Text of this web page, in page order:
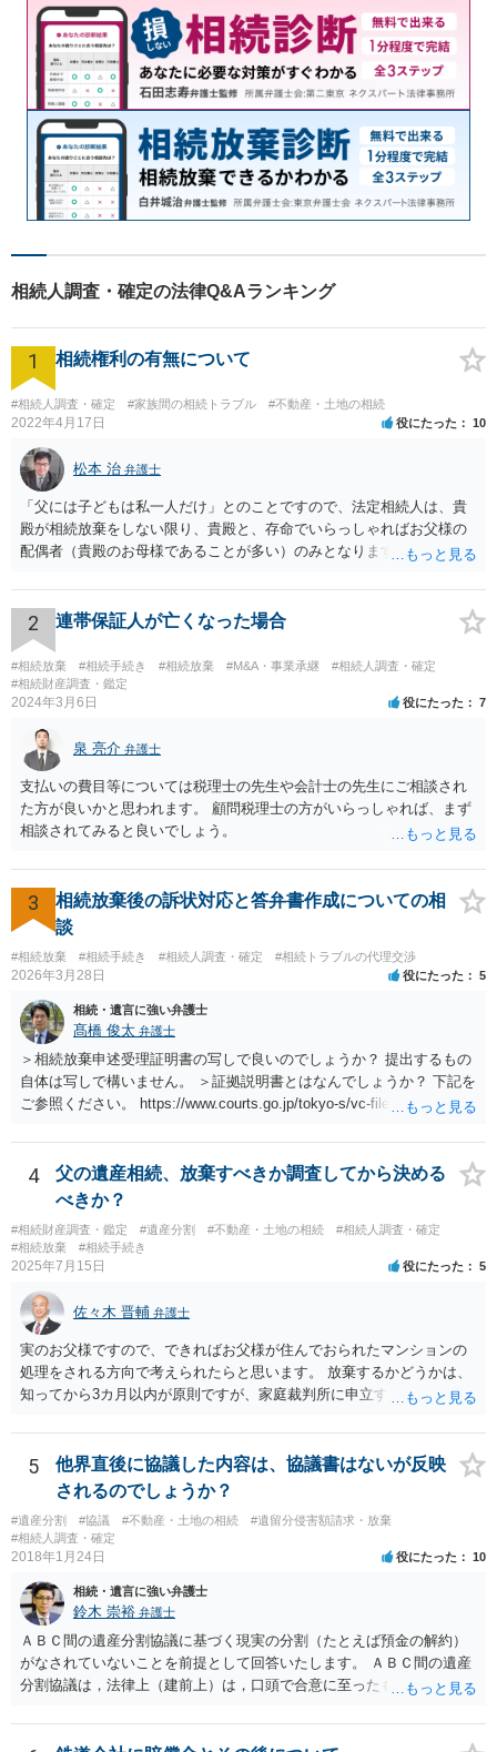
相続人調査・確定の法律Q&Aランキング
1 相続権利の有無について
#相続人調査・確定 #家族間の相続トラブル #不動産・土地の相続
2022年4月17日 役にたった 10
松本 治 弁護士
「父には子どもは私一人だけ」とのことですので、法定相続人は、貴
殿が相続放棄をしない限り、貴殿と、存命でいらっしゃればお父様の
配偶者（貴殿のお母様であることが多い）のみとなります。遺言がな
2 連帯保証人が亡くなった場合
#相続放棄 #相続手続き #相続放棄 #M&A・事業承継
#相続人調査・確定
#相続財産調査・鑑定
2024年3月6日 役にたった 7
泉 亮介 弁護士
支払いの費目等については税理士の先生や会計士の先生にご相談され
た方が良いかと思われます。 顧問税理士の方がいらっしゃれば、まず
相談されてみると良いでしょう。
3
相続放棄後の訴状対応と答弁書作成についての相
談
#相続放棄 #相続手続き #相続人調査・確定 #相続トラブルの代理交渉
2026年3月28日 役にたった 5
相続・遺言に強い弁護士
髙橋 俊太 弁護士
＞相続放棄申述受理証明書の写しで良いのでしょうか？ 提出するもの
自体は写しで構いません。 ＞証拠説明書とはなんでしょうか？ 下記を
ご参照ください。 https://www.courts.go.jp/tokyo-s/vc-files/tokyo-s/file/
4
父の遺産相続、放棄すべきか調査してから決める
べきか？
#相続財産調査・鑑定 #遺産分割 #不動産・土地の相続
#相続人調査・確定
#相続放棄
#相続手続き
2025年7月15日 役にたった 5
佐々木 晋輔 弁護士
実のお父様ですので、できればお父様が住んでおられたマンションの
処理をされる方向で考えられたらと思います。 放棄するかどうかは、
知ってから3カ月以内が原則ですが、家庭裁判所に申立すれば3カ月の
放棄するかどうか決めることができます。 銀行やサラ金が数年も放置
することはありませんので、数年後に借金が発見される可能性はほぼ
ありません。 なお、私が扱った相続放棄を検討していた案件で、期間
伸長して調査したところ、サラ金に対する過払金など相当な財産が見
つかったため相続したという事例がありました。
5
他界直後に協議した内容は、協議書はないが反映
されるのでしょうか？
#遺産分割 #協議 #不動産・土地の相続
#遺留分侵害額請求・放棄
#相続人調査・確定
2018年1月24日 役にたった 10
相続・遺言に強い弁護士
鈴木 崇裕 弁護士
ＡＢＣ間の遺産分割協議に基づく現実の分割（たとえば預金の解約）
がなされていないことを前提として回答いたします。 ＡＢＣ間の遺産
分割協議は，法律上（建前上）は，口頭で合意に至ったものであって
ん。 また，不動産の名義を移転するためには，遺産分割協議書への署